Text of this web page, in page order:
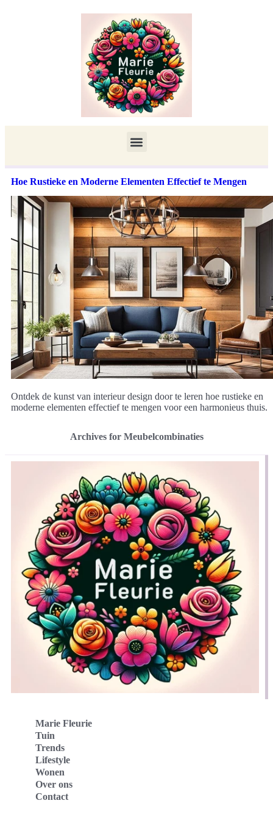
Hoe Rustieke en Moderne Elementen Effectief te Mengen
Ontdek de kunst van interieur design door te leren hoe rustieke en
moderne elementen effectief te mengen voor een harmonieus thuis.
Archives for Meubelcombinaties
Marie Fleurie
Tuin
Trends
Lifestyle
Wonen
Over ons
Contact